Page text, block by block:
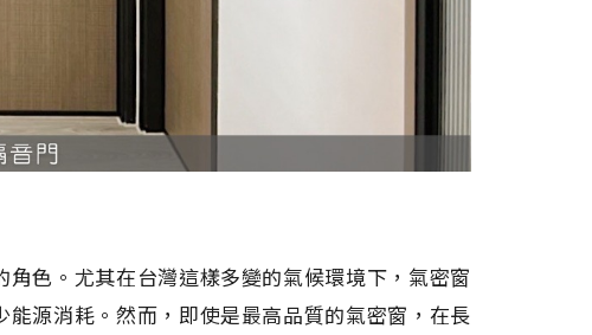
色。尤其在台灣這樣多變的氣候環境下，氣密窗
源消耗。然而，即使是最高品質的氣密窗，在長